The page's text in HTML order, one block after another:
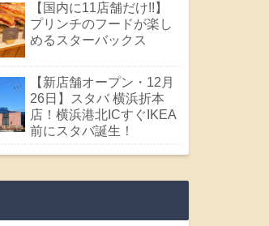
【国内に11店舗だけ!!】
プリンチのフードが楽し
めるスターバックス
【新店舗オープン・12月
26日】スタバ 横浜折本
店！横浜港北ICすぐIKEA
前にスタバ誕生！